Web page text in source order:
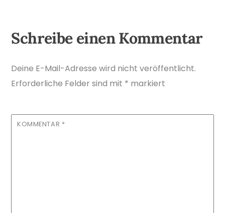
Schreibe einen Kommentar
Deine E-Mail-Adresse wird nicht veröffentlicht.
Erforderliche Felder sind mit * markiert
KOMMENTAR *